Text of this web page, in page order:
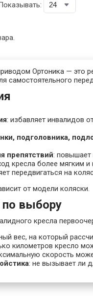
Ортоника — это
самостоятельного
: избавляет инвалидов
подголовника,
препятствий: повышает
кресла более мягким
передвигаться на
от модели коляски.
по выбору
кресла
вес, на который
километров кресло
скорость
: не вызывает ли